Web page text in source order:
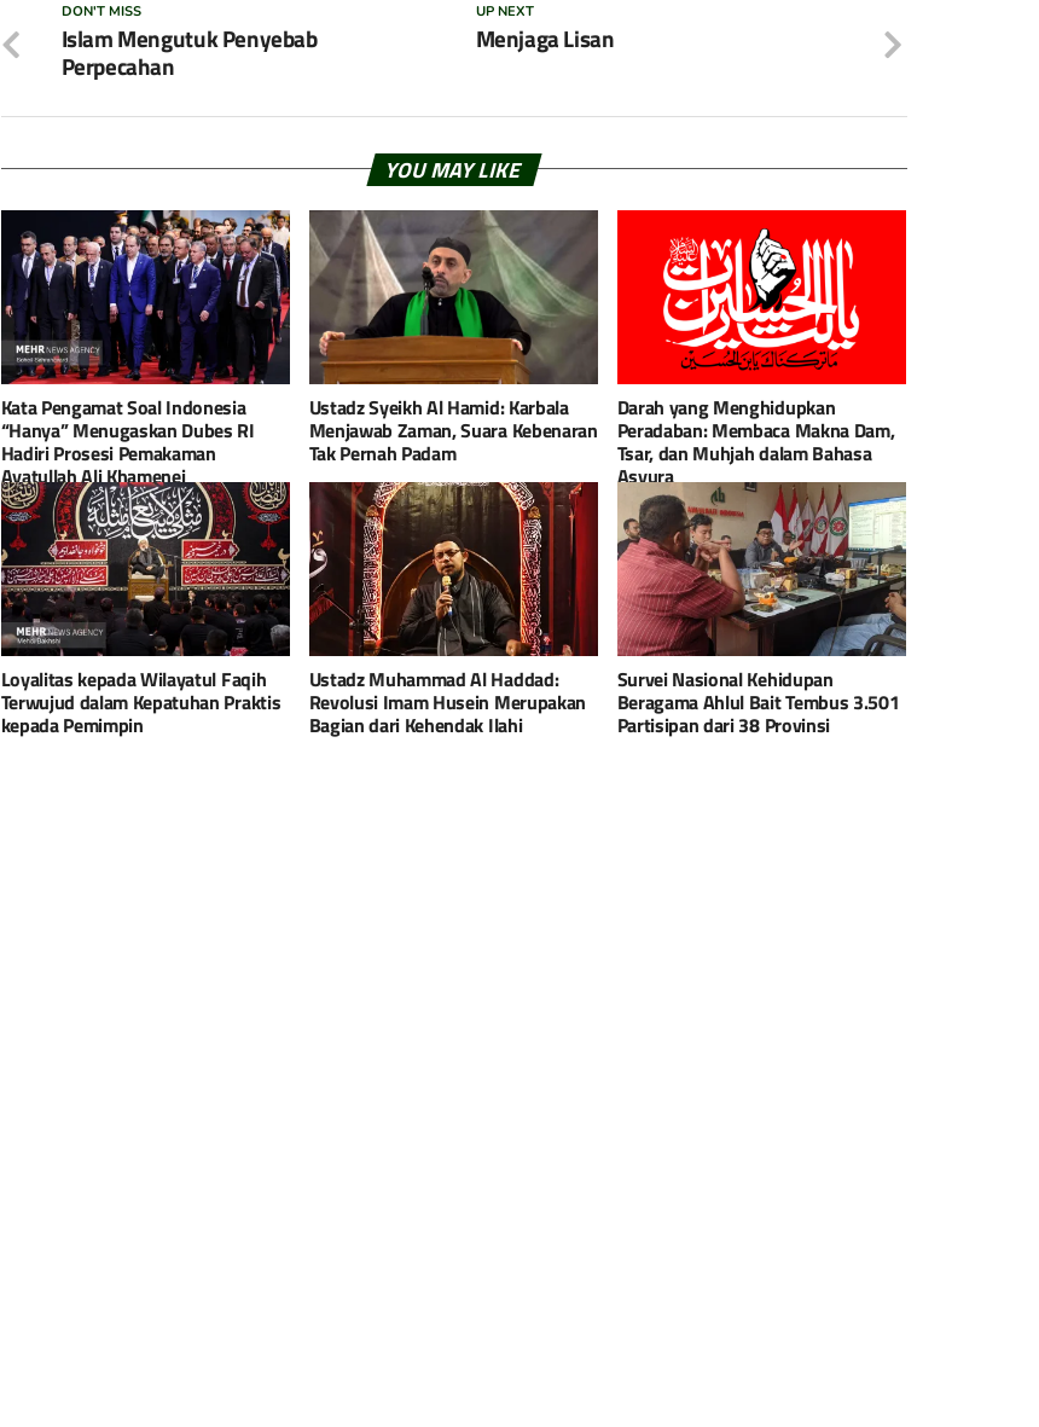
UP NEXT
Menjaga Lisan
DON'T MISS
Islam Mengutuk Penyebab
Perpecahan
YOU MAY LIKE
Kata Pengamat Soal Indonesia
“Hanya” Menugaskan Dubes RI
Hadiri Prosesi Pemakaman
Ayatullah Ali Khamenei
Ustadz Syeikh Al Hamid: Karbala
Menjawab Zaman, Suara Kebenaran
Tak Pernah Padam
Darah yang Menghidupkan
Peradaban: Membaca Makna Dam,
Tsar, dan Muhjah dalam Bahasa
Asyura
Loyalitas kepada Wilayatul Faqih
Terwujud dalam Kepatuhan Praktis
kepada Pemimpin
Ustadz Muhammad Al Haddad:
Revolusi Imam Husein Merupakan
Bagian dari Kehendak Ilahi
Survei Nasional Kehidupan
Beragama Ahlul Bait Tembus 3.501
Partisipan dari 38 Provinsi